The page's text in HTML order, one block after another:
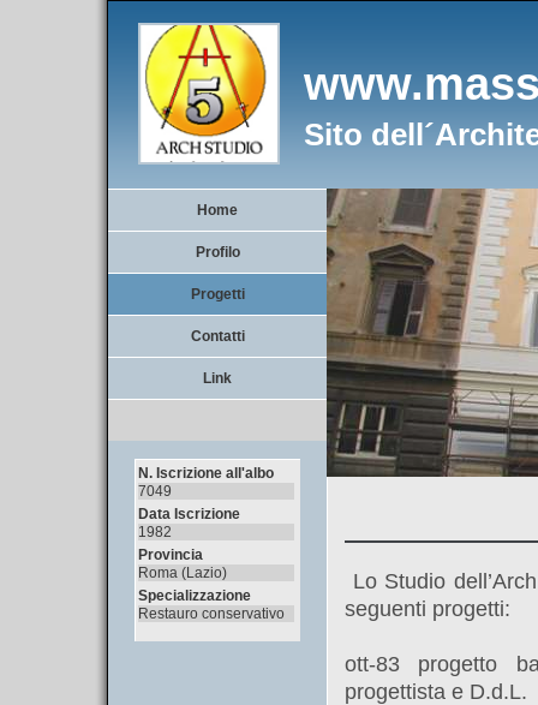
Sito
Home
Profilo
Progetti
Contatti
Link
N. Iscrizione all'albo
7049
Data Iscrizione
1982
Provincia
Roma (Lazio)
Specializzazione
Restauro conservativo
Lo Studio
seguenti progetti:
ott-83 progetto
progettista e D.d.L.